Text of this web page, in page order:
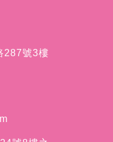
287號3樓